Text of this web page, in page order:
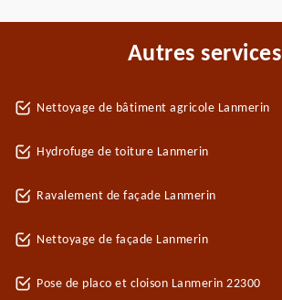
Autres services
Nettoyage de bâtiment agricole Lanmerin
Hydrofuge de toiture Lanmerin
Ravalement de façade Lanmerin
Nettoyage de façade Lanmerin
Pose de placo et cloison Lanmerin 22300